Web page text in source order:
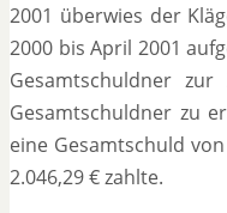
2001 überwies der
2000 bis April 2001
Gesamtschuldner
Gesamtschuldner zu
eine Gesamtschuld
2.046,29 € zahlte.